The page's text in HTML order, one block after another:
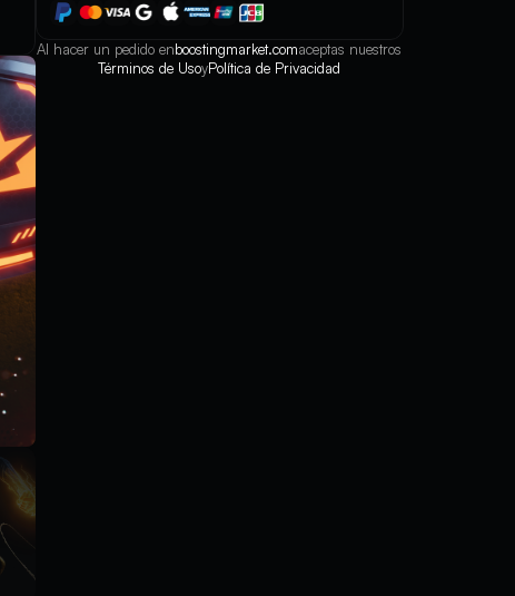
Al hacer un pedido enboostingmarket.comaceptas nuestros
Términos de UsoyPolítica de Privacidad